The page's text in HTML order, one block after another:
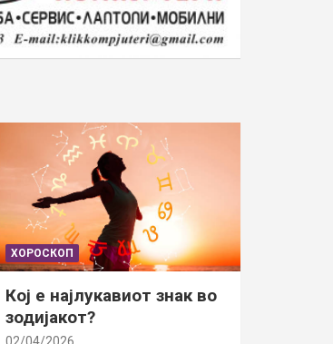
ХОРОСКОП
Кој е најлукавиот знак во
зодијакот?